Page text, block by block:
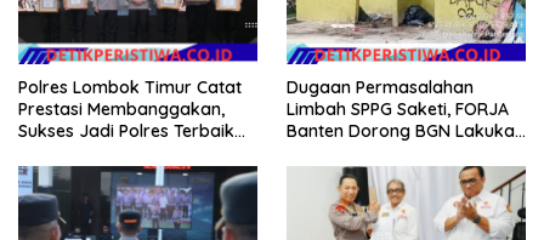
Polres Lombok Timur Catat
Prestasi Membanggakan,
Sukses Jadi Polres Terbaik
NTB
Dugaan Permasalahan
Limbah SPPG Saketi, FORJA
Banten Dorong BGN Lakukan